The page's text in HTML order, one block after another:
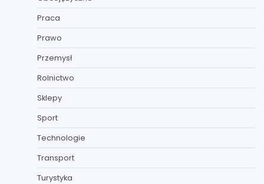
Praca
Prawo
Przemysł
Rolnictwo
Sklepy
Sport
Technologie
Transport
Turystyka